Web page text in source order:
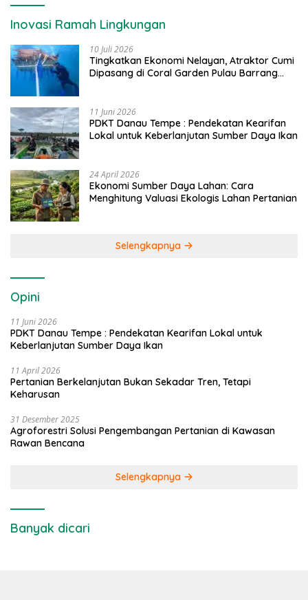
Inovasi Ramah Lingkungan
10 Juli 2026
Tingkatkan Ekonomi Nelayan, Atraktor Cumi
Dipasang di Coral Garden Pulau Barrang
11 Juni 2026
PDKT Danau Tempe : Pendekatan Kearifan
Lokal untuk Keberlanjutan Sumber Daya Ikan
24 April 2026
Ekonomi Sumber Daya Lahan: Cara
Menghitung Valuasi Ekologis Lahan Pertanian
Selengkapnya
Opini
11 Juni 2026
PDKT Danau Tempe : Pendekatan Kearifan Lokal untuk
Keberlanjutan Sumber Daya Ikan
11 April 2026
Pertanian Berkelanjutan Bukan Sekadar Tren, Tetapi
Keharusan
31 Desember 2025
Agroforestri Solusi Pengembangan Pertanian di Kawasan
Rawan Bencana
Selengkapnya
Banyak dicari